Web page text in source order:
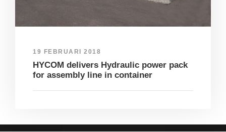
19 FEBRUARI 2018
HYCOM delivers Hydraulic power pack
for assembly line in container